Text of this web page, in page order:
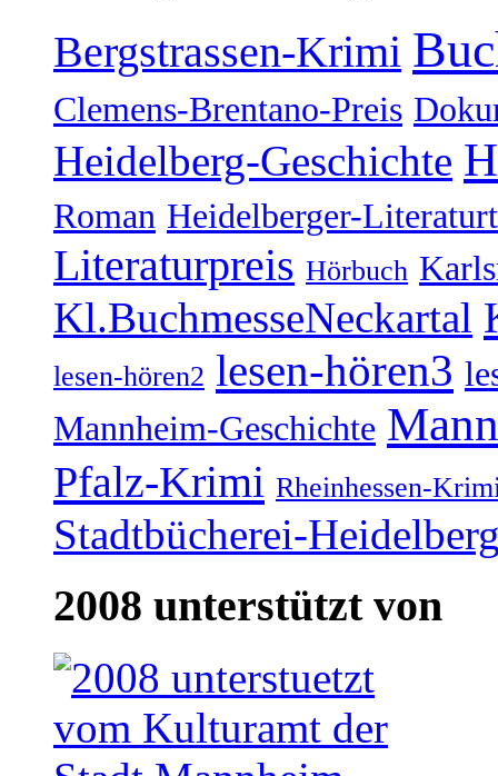
Bergstrassen-Krimi
Clemens-Brentano-Preis
Heidelberg-Geschichte
Roman Heidelberger-
Literaturpreis Hörbuch
Kl.BuchmesseNeckartal
lesen-hören2 lesen-hören3
Mannheim-Geschichte
Pfalz-Krimi Rheinhessen-
Stadtbücherei-
2008 unterstützt von